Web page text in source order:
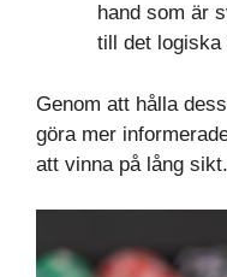
hand som är
till det logiska
Genom att hålla
göra mer
att vinna på lång sikt.